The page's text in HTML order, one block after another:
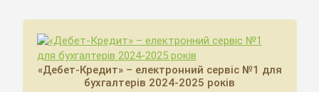
«Дебет-Кредит» – електронний сервіс №1 для
бухгалтерів 2024-2025 років